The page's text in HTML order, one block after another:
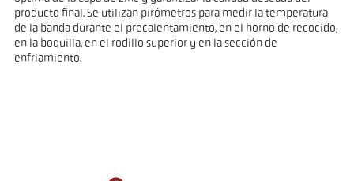
producto final. Se utilizan pirómetros para medir la temperatura
de la banda durante el precalentamiento, en el horno de recocido,
en la boquilla, en el rodillo superior y en la sección de
enfriamiento.